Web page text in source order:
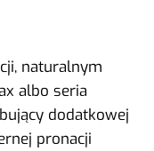
naturalnym
albo seria
dodatkowej
pronacji